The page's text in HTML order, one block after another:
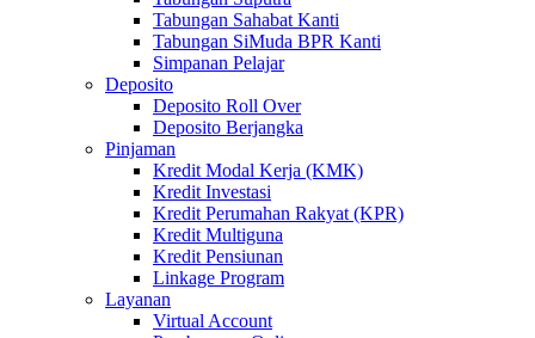
Tabungan Sahabat Kanti
Tabungan SiMuda BPR Kanti
Simpanan Pelajar
Deposito
Deposito Roll Over
Deposito Berjangka
Pinjaman
Kredit Modal Kerja (KMK)
Kredit Investasi
Kredit Perumahan Rakyat (KPR)
Kredit Multiguna
Kredit Pensiunan
Linkage Program
Layanan
Virtual Account